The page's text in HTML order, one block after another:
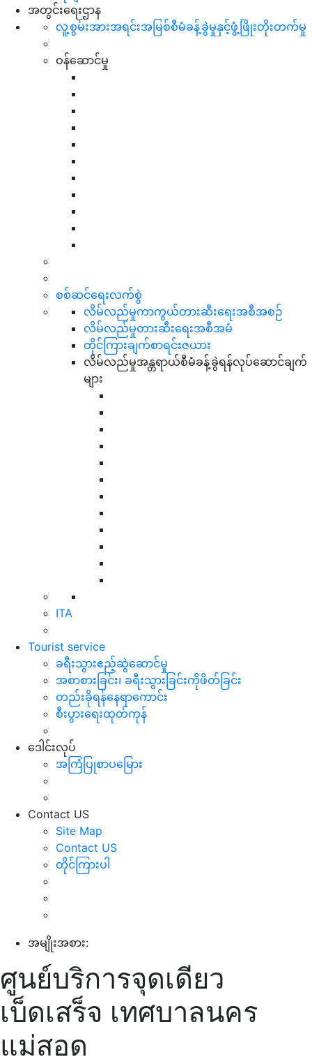
အတွင်းရေးဌာန
လူ့စွမ်းအားအရင်းအမြစ်စီမံခန့်ခွဲမှုနှင့်ဖွံ့ဖြိုးတိုးတက်မှု
ဝန်ဆောင်မှု
စစ်ဆင်ရေးလက်စွဲ
လိမ်လည်မှုကာကွယ်တားဆီးရေးအစီအစဉ်
လိမ်လည်မှုတားဆီးရေးအစီအမံ
တိုင်ကြားချက်စာရင်းဇယား
လိမ်လည်မှုအန္တရာယ်စီမံခန့်ခွဲရန်လုပ်ဆောင်ချက်
များ
ITA
Tourist service
ခရီးသွားဧည့်ဆွဲဆောင်မှု
အစာစားခြင်း၊ ခရီးသွားခြင်းကိုဖိတ်ခြင်း
တည်းခိုရန်နေရာကောင်း
စီးပွားရေးထုတ်ကုန်
ဒေါင်းလုပ်
အကြံပြုစာပမြေား
Contact US
Site Map
Contact US
တိုင်ကြားပါ
အမျိုးအစား:
ศูนย์บริการจุดเดียว
เบ็ดเสร็จ เทศบาลนคร
แม่สอด